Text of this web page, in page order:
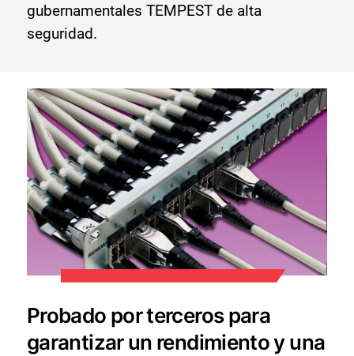
gubernamentales TEMPEST de alta
seguridad.
Probado por terceros para
garantizar un rendimiento y una